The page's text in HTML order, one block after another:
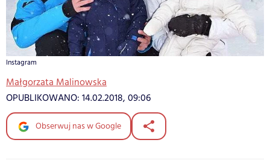
Instagram
Małgorzata Malinowska
OPUBLIKOWANO: 14.02.2018, 09:06
Obserwuj nas w Google